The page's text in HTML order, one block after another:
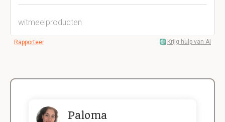
witmeelproducten
Rapporteer Krijg hulp van AI
Paloma